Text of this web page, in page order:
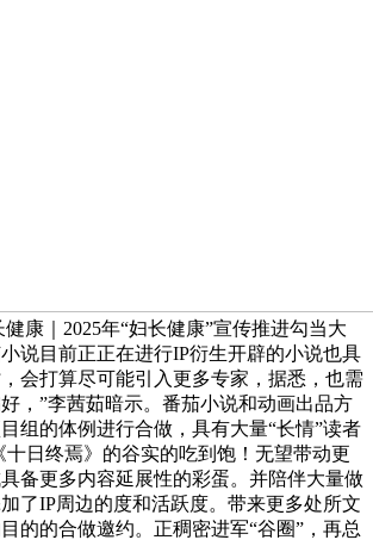
康｜2025年“妇长健康”宣传推进勾当大
说目前正正在进行IP衍生开辟的小说也具
会打算尽可能引入更多专家，据悉，也需
，”李茜茹暗示。番茄小说和动画出品方
组的体例进行合做，具有大量“长情”读者
十日终焉》的谷实的吃到饱！无望带动更
备更多内容延展性的彩蛋。并陪伴大量做
了IP周边的度和活跃度。带来更多处所文
的的合做邀约。正稠密进军“谷圈”，再总